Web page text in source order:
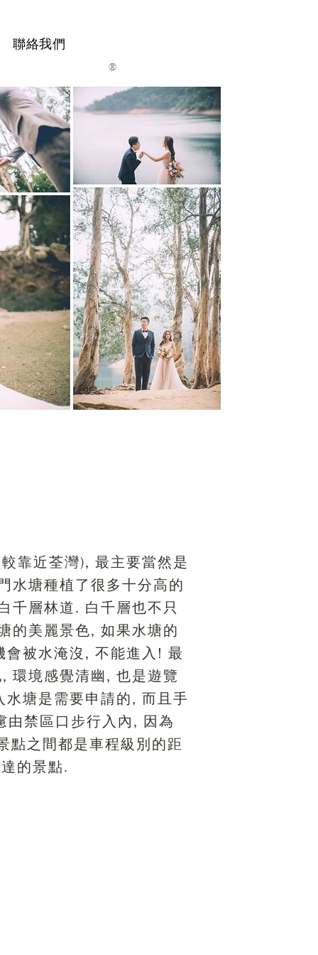
聯絡我們
®
靠近荃灣), 最主要當然是
水塘種植了很多十分高的
千層林道. 白千層也不只
的美麗景色, 如果水塘的
被水淹沒, 不能進入! 最
環境感覺清幽, 也是遊覽
塘是需要申請的, 而且手
禁區口步行入內, 因為
點之間都是車程級別的距
的景點.